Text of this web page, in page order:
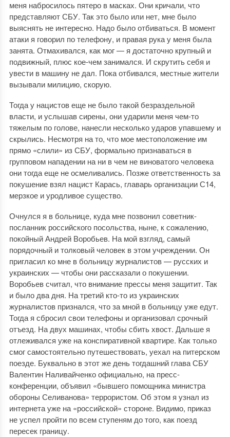
меня набросилось пятеро в масках. Они кричали, что
представляют СБУ. Так это было или нет, мне было
выяснять не интересно. Надо было отбиваться. В момент
атаки я говорил по телефону, и правая рука у меня была
занята. Отмахивался, как мог — я достаточно крупный и
подвижный, плюс кое-чем занимался. И скрутить себя и
увести в машину не дал. Пока отбивался, местные жители
вызывали милицию, скорую.
Тогда у нацистов еще не было такой безраздельной
власти, и услышав сирены, они ударили меня чем-то
тяжелым по голове, нанесли несколько ударов упавшему и
скрылись. Несмотря на то, что мое местоположение им
прямо «слили» из СБУ, формально признаваться в
групповом нападении на ни в чем не виноватого человека
они тогда еще не осмеливались. Позже ответственность за
покушение взял нацист Карась, главарь организации С14,
мерзкое и уродливое существо.
Очнулся я в больнице, куда мне позвонил советник-
посланник российского посольства, ныне, к сожалению,
покойный Андрей Воробьев. На мой взгляд, самый
порядочный и толковый человек в этом учреждении. Он
пригласил ко мне в больницу журналистов — русских и
украинских — чтобы они рассказали о покушении.
Воробьев считал, что внимание прессы меня защитит. Так
и было два дня. На третий кто-то из украинских
журналистов признался, что за мной в больницу уже едут.
Тогда я сбросил свои телефоны и организовал срочный
отъезд. На двух машинах, чтобы сбить хвост. Дальше я
отлеживался уже на конспиративной квартире. Как только
смог самостоятельно путешествовать, уехал на питерском
поезде. Буквально в этот же день тогдашний глава СБУ
Валентин Наливайченко официально, на пресс-
конференции, объявил «бывшего помощника министра
обороны Селиванова» террористом. Об этом я узнал из
интернета уже на «российской» стороне. Видимо, приказ
не успел пройти по всем ступеням до того, как поезд
пересек границу.